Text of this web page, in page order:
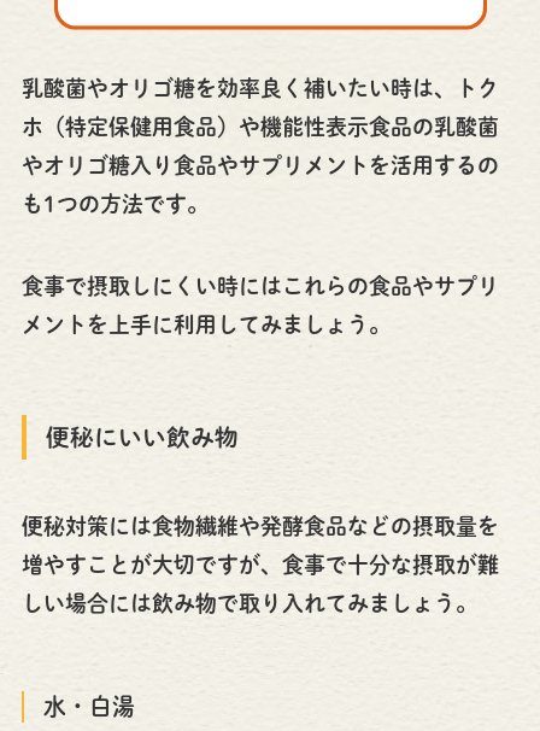
乳酸菌やオリゴ糖を効率良く補いたい時は、トク
ホ（特定保健用食品）や機能性表示食品の乳酸菌
やオリゴ糖入り食品やサプリメントを活用するの
も1つの方法です。
食事で摂取しにくい時にはこれらの食品やサプリ
メントを上手に利用してみましょう。
便秘にいい飲み物
便秘対策には食物繊維や発酵食品などの摂取量を
増やすことが大切ですが、食事で十分な摂取が難
しい場合には飲み物で取り入れてみましょう。
水・白湯